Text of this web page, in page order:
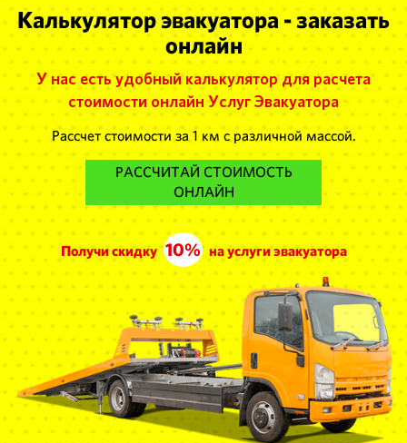
Калькулятор эвакуатора - заказать
онлайн
У нас есть удобный калькулятор для расчета
стоимости онлайн Услуг Эвакуатора
Рассчет стоимости за 1 км с различной массой.
РАССЧИТАЙ СТОИМОСТЬ
ОНЛАЙН
Получи скидку 10% на услуги эвакуатора